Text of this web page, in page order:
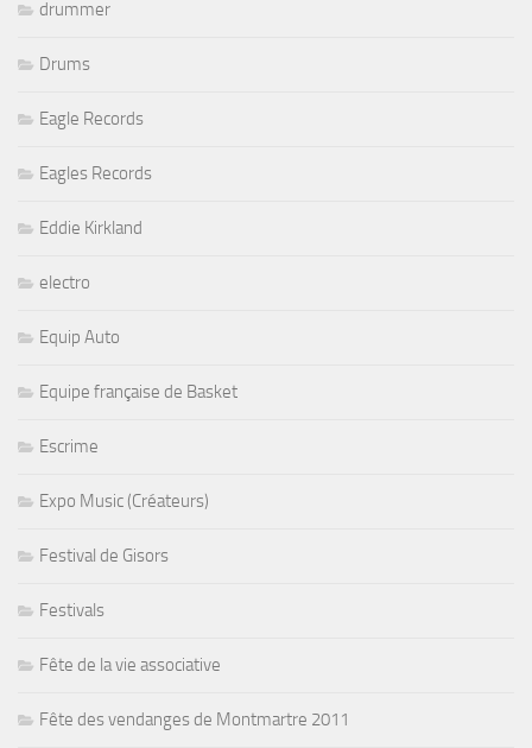
drummer
Drums
Eagle Records
Eagles Records
Eddie Kirkland
electro
Equip Auto
Equipe française de Basket
Escrime
Expo Music (Créateurs)
Festival de Gisors
Festivals
Fête de la vie associative
Fête des vendanges de Montmartre 2011